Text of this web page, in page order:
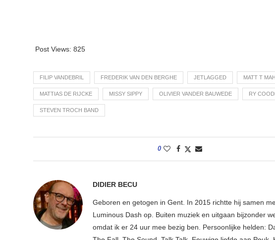
Post Views: 825
FILIP VANDEBRIL FREDERIK VAN DEN BERGHE JETLAGGED MATT T
MATTIAS DE RIJCKE MISSY SIPPY OLIVIER VANDER BAUWEDE RY
STEVEN TROCH BAND
0
DIDIER BECU
Geboren en getogen in Gent. In 2015 richtte hij samen
Luminous Dash op. Buiten muziek en uitgaan bijzonder
omdat ik er 24 uur mee bezig ben. Persoonlijke helden: